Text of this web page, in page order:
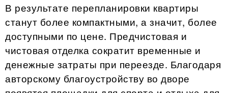
В результате перепланировки квартиры
станут более компактными, а значит, более
доступными по цене. Предчистовая и
чистовая отделка сократит временные и
денежные затраты при переезде. Благодаря
авторскому благоустройству во дворе